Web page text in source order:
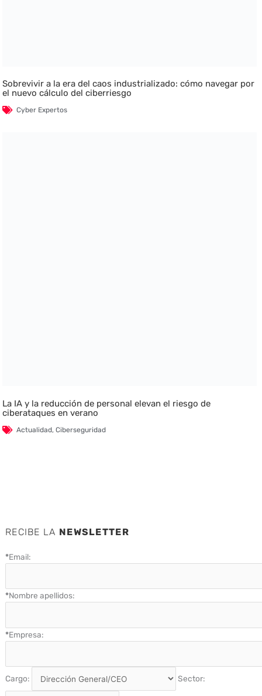
Sobrevivir a la era del caos industrializado: cómo navegar por
el nuevo cálculo del ciberriesgo
Cyber Expertos
La IA y la reducción de personal elevan el riesgo de
ciberataques en verano
Actualidad,Ciberseguridad
RECIBE LA NEWSLETTER
*Email:
*Nombre apellidos:
*Empresa:
Cargo: Sector: